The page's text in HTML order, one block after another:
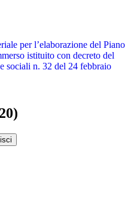
per l’elaborazione del Piano
istituito con decreto del
sociali n. 32 del 24 febbraio